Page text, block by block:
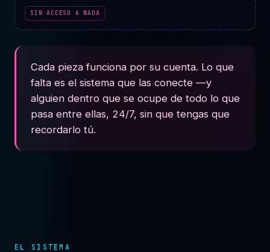
SIN ACCESO A NADA
Cada pieza funciona por su cuenta. Lo que
falta es el sistema que las conecte —y
alguien dentro que se ocupe de todo lo que
pasa entre ellas, 24/7, sin que tengas que
recordarlo tú.
EL SISTEMA